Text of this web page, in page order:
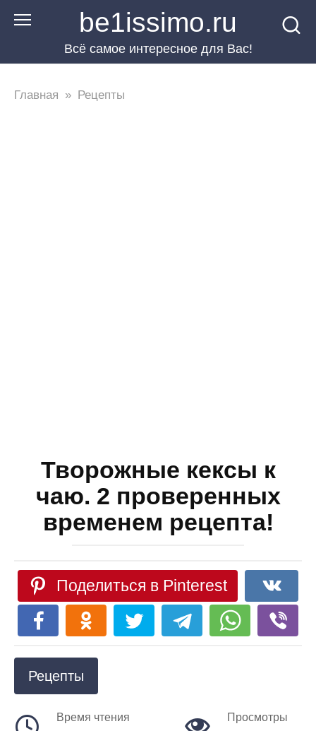
Перейти
be1issimo.ru
Всё самое интересное для Вас!
Главная » Рецепты
Творожные кексы к
чаю. 2 проверенных
временем рецепта!
Поделиться в Pinterest
Рецепты
Время чтения Просмотры